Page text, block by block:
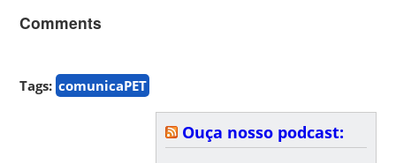
Comments
Tags: comunicaPET
Ouça nosso podcast: